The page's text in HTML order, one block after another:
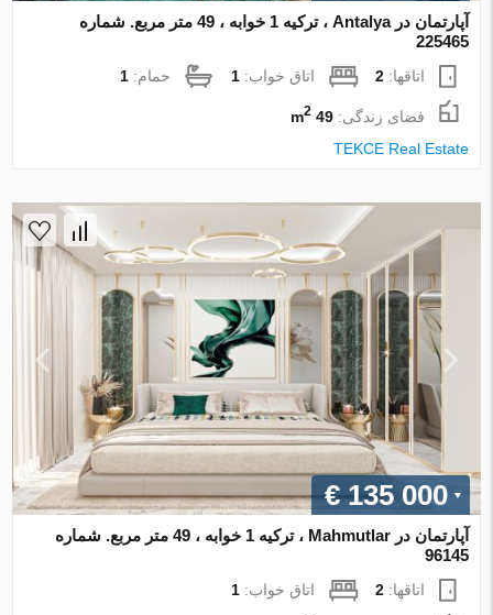
آپارتمان در Antalya ، ترکیه 1 خوابه ، 49 متر مربع. شماره
225465
اتاقها:2 اتاق خواب:1 حمام:1
فضای زندگی:49 m
2
TEKCE Real Estate
€ 135 000
آپارتمان در Mahmutlar ، ترکیه 1 خوابه ، 49 متر مربع. شماره
96145
اتاقها:2 اتاق خواب:1